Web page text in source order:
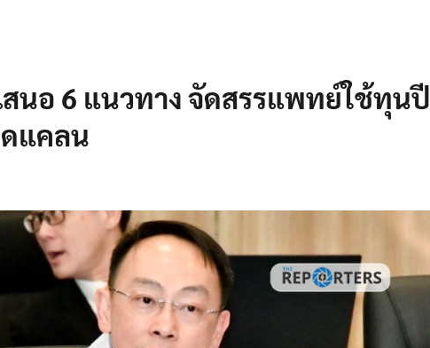
นอ 6 แนวทาง จัดสรรแพทย์ใช้ทุนปี
แคลน